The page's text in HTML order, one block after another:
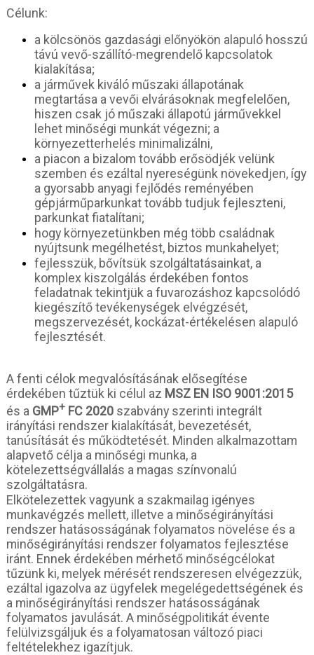
Célunk:
a kölcsönös gazdasági előnyökön alapuló hosszú
távú vevő-szállító-megrendelő kapcsolatok
kialakítása;
a járművek kiváló műszaki állapotának
megtartása a vevői elvárásoknak megfelelően,
hiszen csak jó műszaki állapotú járművekkel
lehet minőségi munkát végezni; a
környezetterhelés minimalizálni,
a piacon a bizalom tovább erősödjék velünk
szemben és ezáltal nyereségünk növekedjen, így
a gyorsabb anyagi fejlődés reményében
gépjárműparkunkat tovább tudjuk fejleszteni,
parkunkat fiatalítani;
hogy környezetünkben még több családnak
nyújtsunk megélhetést, biztos munkahelyet;
fejlesszük, bővítsük szolgáltatásainkat, a
komplex kiszolgálás érdekében fontos
feladatnak tekintjük a fuvarozáshoz kapcsolódó
kiegészítő tevékenységek elvégzését,
megszervezését, kockázat-értékelésen alapuló
fejlesztését.
A fenti célok megvalósításának elősegítése
érdekében tűztük ki célul az MSZ EN ISO 9001:2015
és a GMP+ FC 2020szabvány szerinti integrált
irányítási rendszer kialakítását, bevezetését,
tanúsítását és működtetését. Minden alkalmazottam
alapvető célja a minőségi munka, a
kötelezettségvállalás a magas színvonalú
szolgáltatásra.
Elkötelezettek vagyunk a szakmailag igényes
munkavégzés mellett, illetve a minőségirányítási
rendszer hatásosságának folyamatos növelése és a
minőségirányítási rendszer folyamatos fejlesztése
iránt. Ennek érdekében mérhető minőségcélokat
tűzünk ki, melyek mérését rendszeresen elvégezzük,
ezáltal igazolva az ügyfelek megelégedettségének és
a minőségirányítási rendszer hatásosságának
folyamatos javulását. A minőségpolitikát évente
felülvizsgáljuk és a folyamatosan változó piaci
feltételekhez igazítjuk.